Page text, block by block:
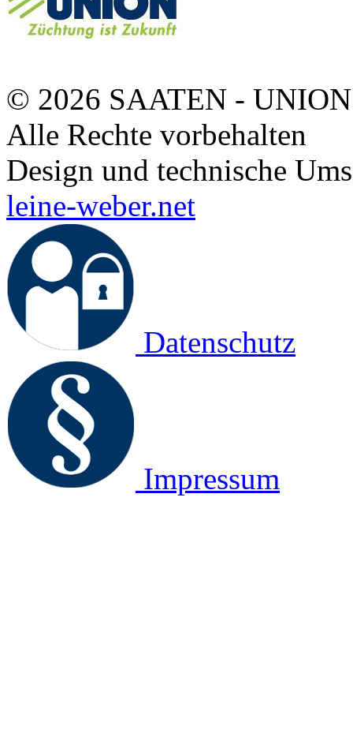
© 2026 SAATEN -
Alle Rechte vorbehalten
Design und technische
leine-weber.net
Datenschutz
Impressum